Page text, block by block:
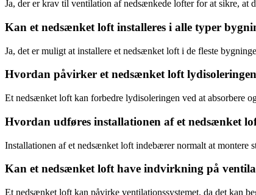
Ja, der er krav til ventilation af nedsænkede lofter for at sikre, at
Kan et nedsænket loft installeres i alle typer
Ja, det er muligt at installere et nedsænket loft i de fleste
Hvordan påvirker et nedsænket loft
Et nedsænket loft kan forbedre lydisoleringen ved at absorbere
Hvordan udføres installationen af et nedsænket
Installationen af et nedsænket loft indebærer normalt at montere
Kan et nedsænket loft have indvirkning på
Et nedsænket loft kan påvirke ventilationssystemet, da det kan